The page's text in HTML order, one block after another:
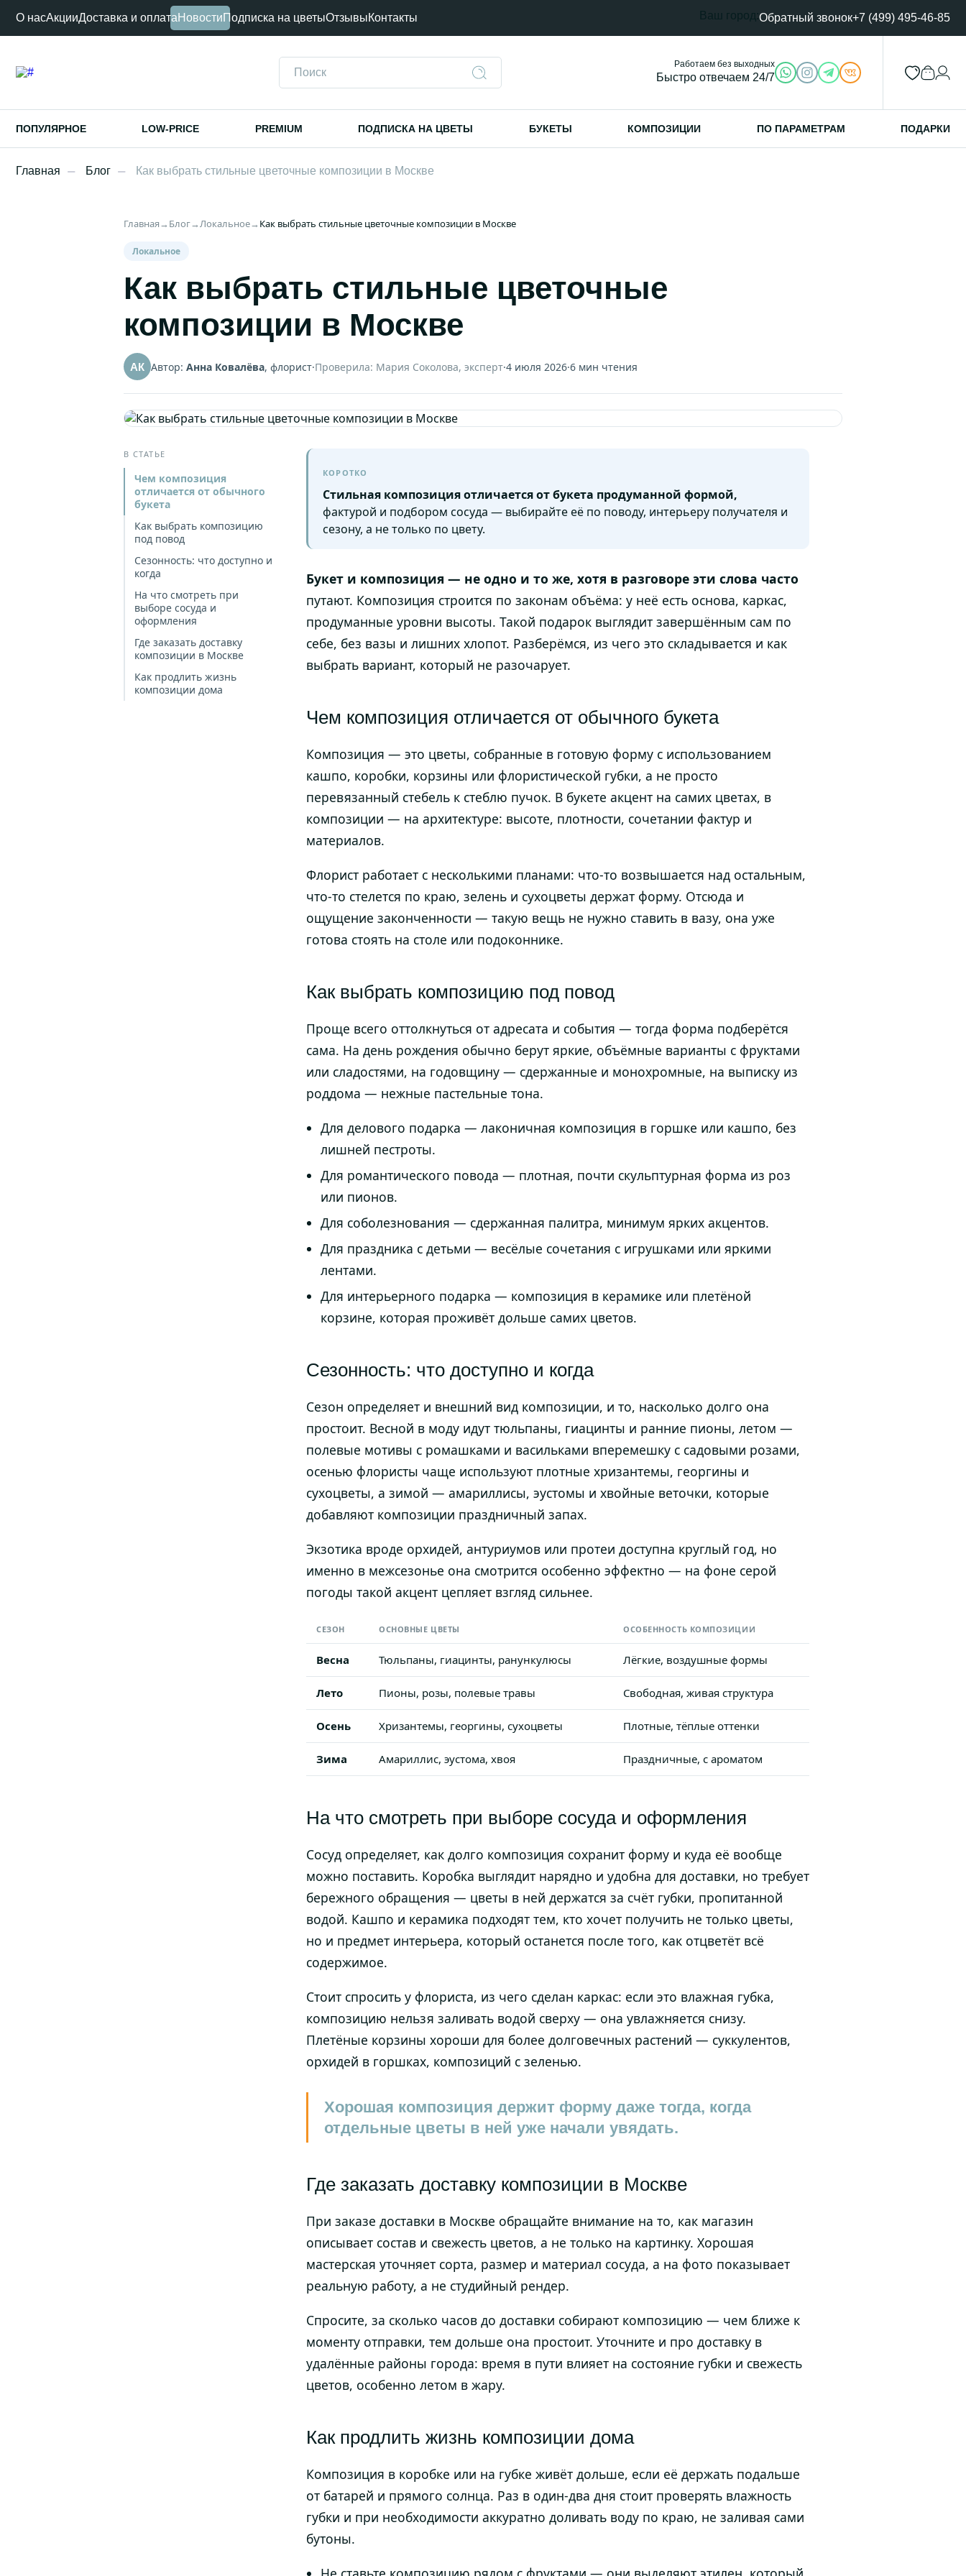
О насАкцииДоставка и оплата НовостиПодписка на цветыОтзывыКонтакты Ваш город:Обратный звонок+7 (499) 495-46-85
Работаем без выходных
Быстро отвечаем 24/7
ПОПУЛЯРНОЕ LOW-PRICE PREMIUM ПОДПИСКА НА ЦВЕТЫ БУКЕТЫ КОМПОЗИЦИИ ПО ПАРАМЕТРАМ ПОДАРКИ
Главная Блог Как выбрать стильные цветочные композиции в Москве
Главная→ Блог→Локальное→ Как выбрать стильные цветочные композиции в Москве
Локальное
Как выбрать стильные цветочные
композиции в Москве
АК Автор: Анна Ковалёва, флорист·Проверила: Мария Соколова, эксперт·4 июля 2026·6 мин чтения
В СТАТЬЕ
Чем композиция
отличается от обычного
букета
Как выбрать композицию
под повод
Сезонность: что доступно и
когда
На что смотреть при
выборе сосуда и
оформления
Где заказать доставку
композиции в Москве
Как продлить жизнь
композиции дома
КОРОТКО
Стильная композиция отличается от букета продуманной формой,
фактурой и подбором сосуда — выбирайте её по поводу, интерьеру получателя и
сезону, а не только по цвету.
Букет и композиция — не одно и то же, хотя в разговоре эти слова часто
путают. Композиция строится по законам объёма: у неё есть основа, каркас,
продуманные уровни высоты. Такой подарок выглядит завершённым сам по
себе, без вазы и лишних хлопот. Разберёмся, из чего это складывается и как
выбрать вариант, который не разочарует.
Чем композиция отличается от обычного букета
Композиция — это цветы, собранные в готовую форму с использованием
кашпо, коробки, корзины или флористической губки, а не просто
перевязанный стебель к стеблю пучок. В букете акцент на самих цветах, в
композиции — на архитектуре: высоте, плотности, сочетании фактур и
материалов.
Флорист работает с несколькими планами: что-то возвышается над остальным,
что-то стелется по краю, зелень и сухоцветы держат форму. Отсюда и
ощущение законченности — такую вещь не нужно ставить в вазу, она уже
готова стоять на столе или подоконнике.
Как выбрать композицию под повод
Проще всего оттолкнуться от адресата и события — тогда форма подберётся
сама. На день рождения обычно берут яркие, объёмные варианты с фруктами
или сладостями, на годовщину — сдержанные и монохромные, на выписку из
роддома — нежные пастельные тона.
Для делового подарка — лаконичная композиция в горшке или кашпо, без
лишней пестроты.
Для романтического повода — плотная, почти скульптурная форма из роз
или пионов.
Для соболезнования — сдержанная палитра, минимум ярких акцентов.
Для праздника с детьми — весёлые сочетания с игрушками или яркими
лентами.
Для интерьерного подарка — композиция в керамике или плетёной
корзине, которая проживёт дольше самих цветов.
Сезонность: что доступно и когда
Сезон определяет и внешний вид композиции, и то, насколько долго она
простоит. Весной в моду идут тюльпаны, гиацинты и ранние пионы, летом —
полевые мотивы с ромашками и васильками вперемешку с садовыми розами,
осенью флористы чаще используют плотные хризантемы, георгины и
сухоцветы, а зимой — амариллисы, эустомы и хвойные веточки, которые
добавляют композиции праздничный запах.
Экзотика вроде орхидей, антуриумов или протеи доступна круглый год, но
именно в межсезонье она смотрится особенно эффектно — на фоне серой
погоды такой акцент цепляет взгляд сильнее.
СЕЗОН ОСНОВНЫЕ ЦВЕТЫ ОСОБЕННОСТЬ КОМПОЗИЦИИ
Весна Тюльпаны, гиацинты, ранункулюсы Лёгкие, воздушные формы
Лето Пионы, розы, полевые травы Свободная, живая структура
Осень Хризантемы, георгины, сухоцветы Плотные, тёплые оттенки
Зима Амариллис, эустома, хвоя Праздничные, с ароматом
На что смотреть при выборе сосуда и оформления
Сосуд определяет, как долго композиция сохранит форму и куда её вообще
можно поставить. Коробка выглядит нарядно и удобна для доставки, но требует
бережного обращения — цветы в ней держатся за счёт губки, пропитанной
водой. Кашпо и керамика подходят тем, кто хочет получить не только цветы,
но и предмет интерьера, который останется после того, как отцветёт всё
содержимое.
Стоит спросить у флориста, из чего сделан каркас: если это влажная губка,
композицию нельзя заливать водой сверху — она увлажняется снизу.
Плетёные корзины хороши для более долговечных растений — суккулентов,
орхидей в горшках, композиций с зеленью.
Хорошая композиция держит форму даже тогда, когда
отдельные цветы в ней уже начали увядать.
Где заказать доставку композиции в Москве
При заказе доставки в Москве обращайте внимание на то, как магазин
описывает состав и свежесть цветов, а не только на картинку. Хорошая
мастерская уточняет сорта, размер и материал сосуда, а на фото показывает
реальную работу, а не студийный рендер.
Спросите, за сколько часов до доставки собирают композицию — чем ближе к
моменту отправки, тем дольше она простоит. Уточните и про доставку в
удалённые районы города: время в пути влияет на состояние губки и свежесть
цветов, особенно летом в жару.
Как продлить жизнь композиции дома
Композиция в коробке или на губке живёт дольше, если её держать подальше
от батарей и прямого солнца. Раз в один-два дня стоит проверять влажность
губки и при необходимости аккуратно доливать воду по краю, не заливая сами
бутоны.